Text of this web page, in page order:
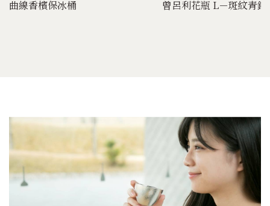
曲線香檳保冰桶 曾呂利花瓶 L－斑紋青銅